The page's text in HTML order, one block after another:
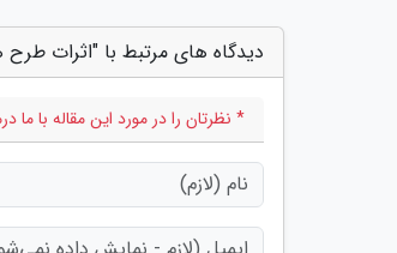
دیدگاه های مرتبط با "اثرات
* نظرتان را در مورد این مقاله با ما